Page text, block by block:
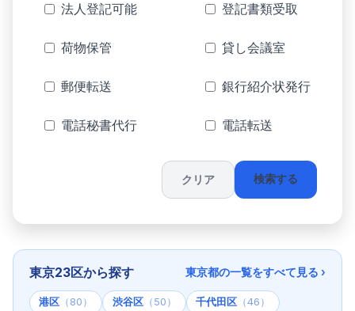
法人登記可能 登記書類受取
荷物保管 貸し会議室
郵便転送 銀行紹介状発行
電話秘書代行 電話転送
クリア 検索する
東京23区から探す 東京都の一覧をすべて見る ›
港区 （80） 渋谷区（50） 千代田区（46）